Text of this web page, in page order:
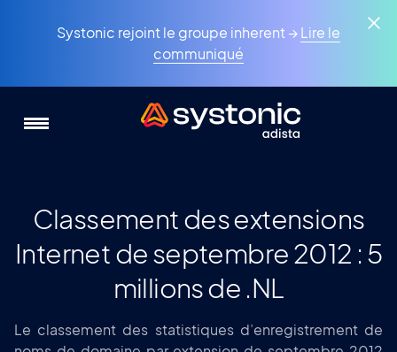
Systonic rejoint le groupe inherent →Lire le
communiqué
Classement des extensions
Internet de septembre 2012 : 5
millions de .NL
Le classement des statistiques d’enregistrement de